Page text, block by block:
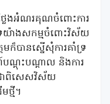
ថ្លែងអំណរគុណចំពោះការ
យ៉ាងសកម្មចំពោះវិស័យ
ក៏បានស្នើសុំការគាំទ្រ
បណ្តុះបណ្តាល និងការ
ជាពិសេសវិស័យ
ថ្មី។